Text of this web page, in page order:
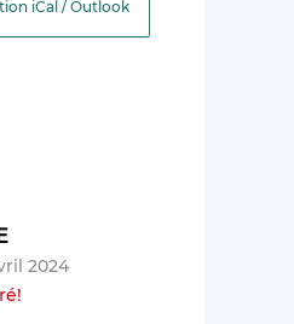
iCal / Outlook
2024